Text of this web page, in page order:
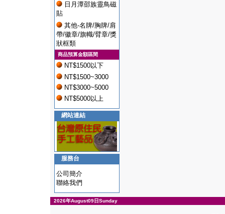
日月潭邵族靈鳥磁
貼
其他-名牌/胸牌/肩
帶/徽章/旗幟/臂章/獎
狀框類
商品預算金額區間
NT$1500以下
NT$1500~3000
NT$3000~5000
NT$5000以上
網站連結
服務台
公司簡介
聯絡我們
2026年August09日Sunday